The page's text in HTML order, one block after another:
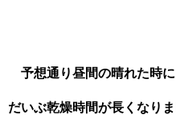
予想通り昼間の晴れた時に
だいぶ乾燥時間が長くなりま